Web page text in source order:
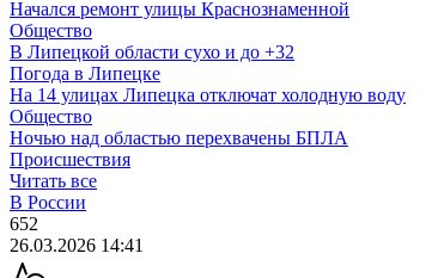
Начался ремонт улицы Краснознаменной
Общество
В Липецкой области сухо и до +32
Погода в Липецке
На 14 улицах Липецка отключат холодную воду
Общество
Ночью над областью перехвачены БПЛА
Происшествия
Читать все
В России
652
26.03.2026 14:41